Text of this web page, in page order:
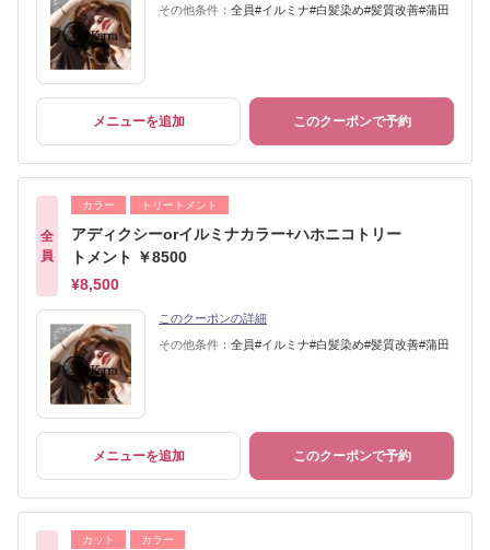
その他条件： 全員#イルミナ#白髪染め#髪質改善#蒲田
メニューを追加 このクーポンで予約
全
員
カラー トリートメント
アディクシーorイルミナカラー+ハホニコトリー
トメント ￥8500
¥8,500
このクーポンの詳細
その他条件： 全員#イルミナ#白髪染め#髪質改善#蒲田
メニューを追加 このクーポンで予約
カット カラー